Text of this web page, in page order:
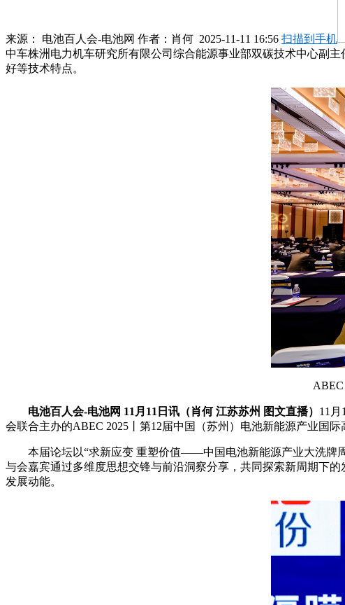
来源： 电池百人会-电池网 作者： 肖何 2025-11-11 16:56 扫描到手机
中车株洲电力机车研究所有限公司综合能源事业部双碳技术中心副
好等技术特点。
电池百人会-电池网 11月11日讯（肖何 江苏苏州 图文直播） 11
会联合主办的ABEC 2025丨第12届中国（苏州）电池新能源产业国际
本届论坛以“求新应变 重塑价值——中国电池新能源产业大洗牌
与会嘉宾通过多维度思想交锋与前沿洞察分享，共同探索新周期下
发展动能。